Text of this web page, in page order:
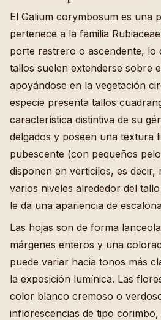
El Galium corymbosum es una
pertenece a la familia
porte rastrero o ascendente, lo
tallos suelen extenderse sobre
apoyándose en la vegetación
especie presenta tallos
característica distintiva de su
delgados y poseen una textura
pubescente (con pequeños
disponen en verticilos, es decir,
varios niveles alrededor del
le da una apariencia de
Las hojas son de forma
márgenes enteros y una
puede variar hacia tonos más
la exposición lumínica. Las
color blanco cremoso o
inflorescencias de tipo